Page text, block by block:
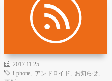
2017.11.25
i-phone
アンドロイド お知らせ